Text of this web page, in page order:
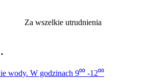
utrudnienia
wody. W godzinach 9⁰⁰ -12⁰⁰